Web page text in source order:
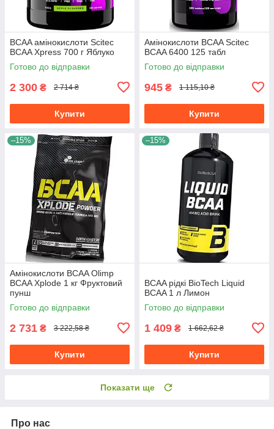
BCAA амінокислоти Scitec
BCAA Xpress 700 г Яблуко
Готово до відправки
2 300 ₴ 2 714 ₴
Купити
Амінокислоти BCAA Scitec
BCAA 6400 125 табл
Готово до відправки
945 ₴ 1 115,10 ₴
Купити
–15%
Амінокислоти BCAA Olimp
BCAA Xplode 1 кг Фруктовий
пунш
Готово до відправки
2 731 ₴ 3 222,58 ₴
Купити
–15%
BCAA рідкі BioTech Liquid
BCAA 1 л Лимон
Готово до відправки
1 409 ₴ 1 662,62 ₴
Купити
Показати ще
Про нас